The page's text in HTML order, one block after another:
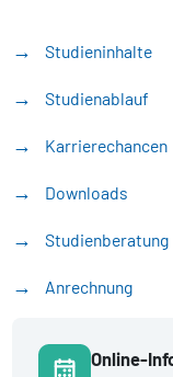
Studieninhalte
Studienablauf
Karrierechancen
Downloads
Studienberatung
Anrechnung
Online-